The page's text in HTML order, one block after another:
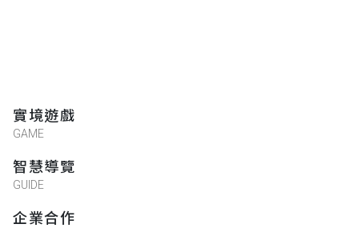
實境遊戲
GAME
智慧導覽
GUIDE
企業合作